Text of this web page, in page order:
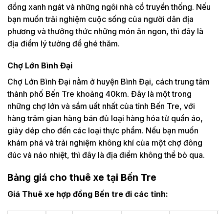
đồng xanh ngát và những ngôi nhà cổ truyền thống. Nếu
bạn muốn trải nghiệm cuộc sống của người dân địa
phương và thưởng thức những món ăn ngon, thì đây là
địa điểm lý tưởng để ghé thăm.
Chợ Lớn Bình Đại
Chợ Lớn Bình Đại nằm ở huyện Bình Đại, cách trung tâm
thành phố Bến Tre khoảng 40km. Đây là một trong
những chợ lớn và sầm uất nhất của tỉnh Bến Tre, với
hàng trăm gian hàng bán đủ loại hàng hóa từ quần áo,
giày dép cho đến các loại thực phẩm. Nếu bạn muốn
khám phá và trải nghiệm không khí của một chợ đông
đúc và náo nhiệt, thì đây là địa điểm không thể bỏ qua.
Bảng giá cho thuê xe tại Bến Tre
Giá Thuê xe hợp đồng Bến tre đi các tỉnh: